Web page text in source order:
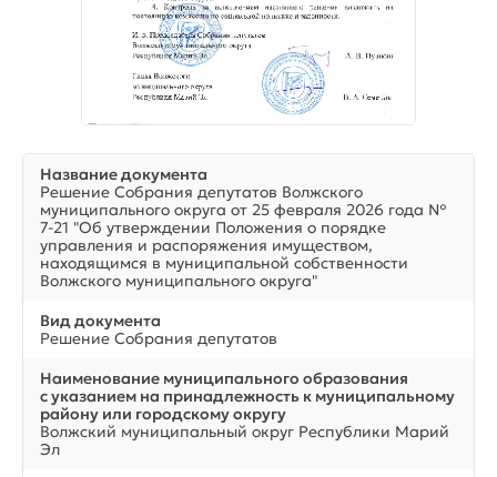
Название документа
Решение Собрания депутатов Волжского
муниципального округа от 25 февраля 2026 года №
7-21 "Об утверждении Положения о порядке
управления и распоряжения имуществом,
находящимся в муниципальной собственности
Волжского муниципального округа"
Вид документа
Решение Собрания депутатов
Наименование муниципального образования
с указанием на принадлежность к муниципальному
району или городскому округу
Волжский муниципальный округ Республики Марий
Эл